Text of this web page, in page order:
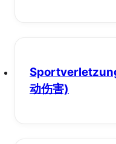
动伤害)